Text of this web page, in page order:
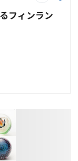
フィンラン